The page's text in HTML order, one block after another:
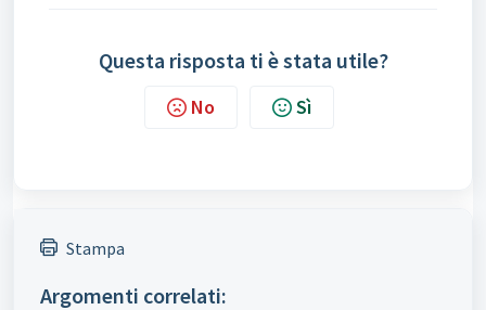
Questa risposta ti è stata utile?
No Sì
Stampa
Argomenti correlati: